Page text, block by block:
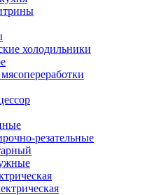
холодильники
резательные